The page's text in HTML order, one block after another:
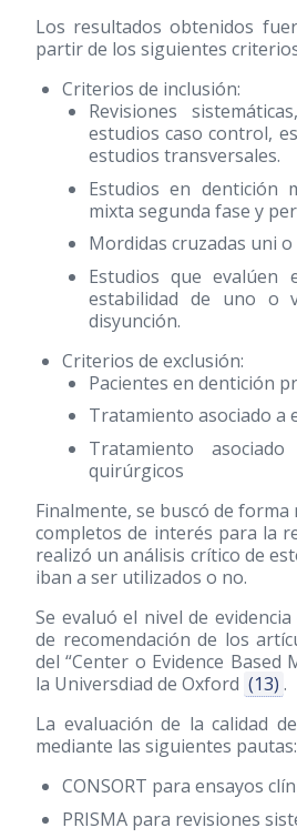
Los resultados obtenidos
partir de los siguientes
Criterios de inclusión:
Revisiones
estudios caso control,
estudios transversales.
Estudios en dentición
mixta segunda fase y
Mordidas cruzadas uni
Estudios que evalúen
estabilidad de uno o
disyunción.
Criterios de exclusión:
Pacientes en dentición
Tratamiento asociado a
Tratamiento
quirúrgicos
Finalmente, se buscó de
completos de interés para la
realizó un análisis crítico de
iban a ser utilizados o no.
Se evaluó el nivel de
de recomendación de los
del “Center o Evidence Based
la Universdiad de Oxford (13) .
La evaluación de la calidad
mediante las siguientes pautas:
CONSORT para ensayos
PRISMA para revisiones